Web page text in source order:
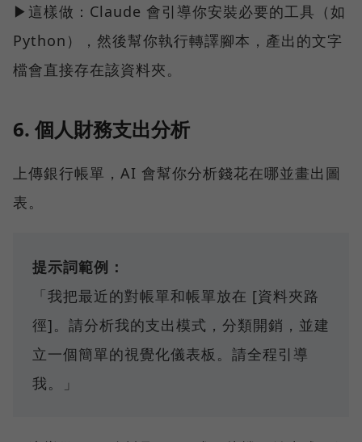
▶這樣做：Claude 會引導你安裝必要的工具（如
Python），然後幫你執行轉譯腳本，產出的文字
檔會直接存在該資料夾。
6. 個人財務支出分析
上傳銀行帳單，AI 會幫你分析錢花在哪並畫出圖
表。
提示詞範例：
「我把最近的對帳單和帳單放在 [資料夾路
徑]。請分析我的支出模式，分類開銷，並建
立一個簡單的視覺化儀表板。請全程引導
我。」